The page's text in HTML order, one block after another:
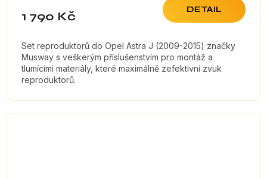
1 790 Kč DETAIL
Set reproduktorů do Opel Astra J (2009-2015) značky
Musway s veškerým příslušenstvím pro montáž a
tlumícími materiály, které maximálně zefektivní zvuk
reproduktorů.